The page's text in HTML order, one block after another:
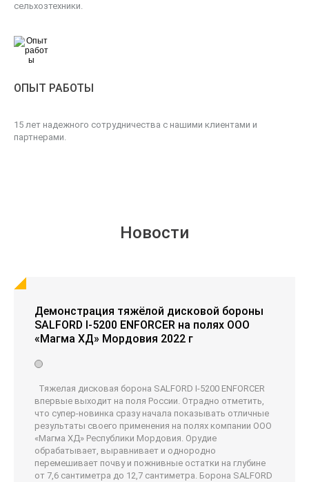
сельхозтехники.
ОПЫТ РАБОТЫ
15 лет надежного сотрудничества с нашими клиентами и
партнерами.
Новости
Демонстрация тяжёлой дисковой бороны
SALFORD I-5200 ENFORCER на полях ООО
«Магма ХД» Мордовия 2022 г
Тяжелая дисковая борона SALFORD I-5200 ENFORCER
впервые выходит на поля России. Отрадно отметить,
что супер-новинка сразу начала показывать отличные
результаты своего применения на полях компании ООО
«Магма ХД» Республики Мордовия. Орудие
обрабатывает, выравнивает и однородно
перемешивает почву и пожнивные остатки на глубине
от 7,6 сантиметра до 12,7 сантиметра. Борона SALFORD